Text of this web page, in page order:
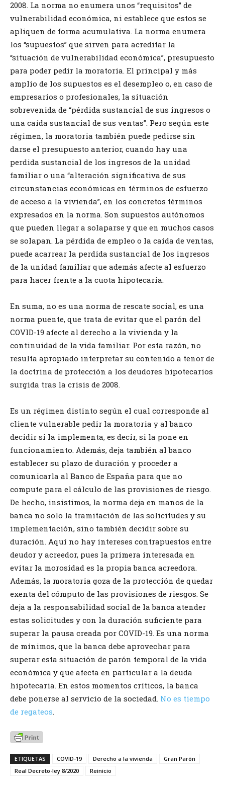
2008. La norma no enumera unos “requisitos” de
vulnerabilidad económica, ni establece que estos se
apliquen de forma acumulativa. La norma enumera
los “supuestos” que sirven para acreditar la
“situación de vulnerabilidad económica”, presupuesto
para poder pedir la moratoria. El principal y más
amplio de los supuestos es el desempleo o, en caso de
empresarios o profesionales, la situación
sobrevenida de “pérdida sustancial de sus ingresos o
una caída sustancial de sus ventas”. Pero según este
régimen, la moratoria también puede pedirse sin
darse el presupuesto anterior, cuando hay una
perdida sustancial de los ingresos de la unidad
familiar o una “alteración significativa de sus
circunstancias económicas en términos de esfuerzo
de acceso a la vivienda”, en los concretos términos
expresados en la norma. Son supuestos autónomos
que pueden llegar a solaparse y que en muchos casos
se solapan. La pérdida de empleo o la caída de ventas,
puede acarrear la perdida sustancial de los ingresos
de la unidad familiar que además afecte al esfuerzo
para hacer frente a la cuota hipotecaria.
En suma, no es una norma de rescate social, es una
norma puente, que trata de evitar que el parón del
COVID-19 afecte al derecho a la vivienda y la
continuidad de la vida familiar. Por esta razón, no
resulta apropiado interpretar su contenido a tenor de
la doctrina de protección a los deudores hipotecarios
surgida tras la crisis de 2008.
Es un régimen distinto según el cual corresponde al
cliente vulnerable pedir la moratoria y al banco
decidir si la implementa, es decir, si la pone en
funcionamiento. Además, deja también al banco
establecer su plazo de duración y proceder a
comunicarla al Banco de España para que no
compute para el cálculo de las provisiones de riesgo.
De hecho, insistimos, la norma deja en manos de la
banca no solo la tramitación de las solicitudes y su
implementación, sino también decidir sobre su
duración. Aquí no hay intereses contrapuestos entre
deudor y acreedor, pues la primera interesada en
evitar la morosidad es la propia banca acreedora.
Además, la moratoria goza de la protección de quedar
exenta del cómputo de las provisiones de riesgos. Se
deja a la responsabilidad social de la banca atender
estas solicitudes y con la duración suficiente para
superar la pausa creada por COVID-19. Es una norma
de mínimos, que la banca debe aprovechar para
superar esta situación de parón temporal de la vida
económica y que afecta en particular a la deuda
hipotecaria. En estos momentos críticos, la banca
debe ponerse al servicio de la sociedad. No es tiempo
de regateos.
ETIQUETAS COVID-19 Derecho a la vivienda
Gran Parón
Real Decreto-ley 8/2020
Reinicio